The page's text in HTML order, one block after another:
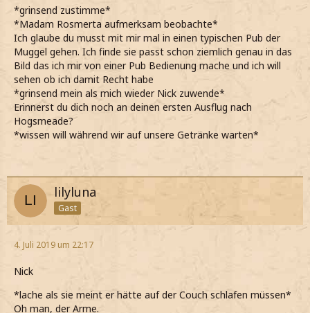
*grinsend zustimme*
*Madam Rosmerta aufmerksam beobachte*
Ich glaube du musst mit mir mal in einen typischen Pub der
Muggel gehen. Ich finde sie passt schon ziemlich genau in das
Bild das ich mir von einer Pub Bedienung mache und ich will
sehen ob ich damit Recht habe
*grinsend mein als mich wieder Nick zuwende*
Erinnerst du dich noch an deinen ersten Ausflug nach
Hogsmeade?
*wissen will während wir auf unsere Getränke warten*
lilyluna
Gast
4. Juli 2019 um 22:17
Nick
*lache als sie meint er hätte auf der Couch schlafen müssen*
Oh man, der Arme.